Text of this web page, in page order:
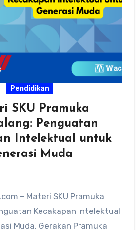
Pendidikan
SKU Pramuka
Penguatan
Intelektual untuk
Muda
– Materi SKU Pramuka
Kecakapan Intelektual
Muda. Gerakan Pramuka